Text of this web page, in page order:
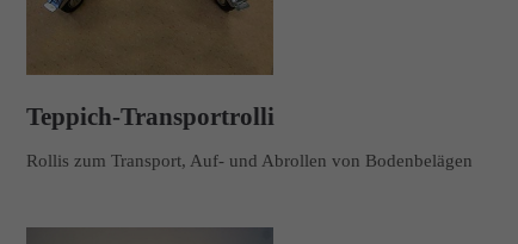
Teppich-Transportrolli
Rollis zum Transport, Auf- und Abrollen von Bodenbelägen